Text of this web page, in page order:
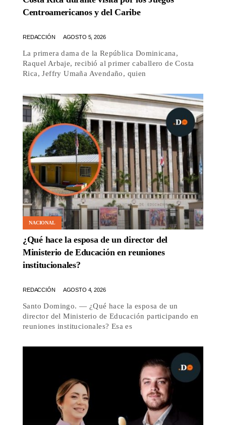
Centroamericanos y del Caribe
REDACCIÓN AGOSTO 5, 2026
La primera dama de la República Dominicana,
Raquel Arbaje, recibió al primer caballero de Costa
Rica, Jeffry Umaña Avendaño, quien
NACIONAL
¿Qué hace la esposa de un director del
Ministerio de Educación en reuniones
institucionales?
REDACCIÓN AGOSTO 4, 2026
Santo Domingo. — ¿Qué hace la esposa de un
director del Ministerio de Educación participando en
reuniones institucionales? Esa es